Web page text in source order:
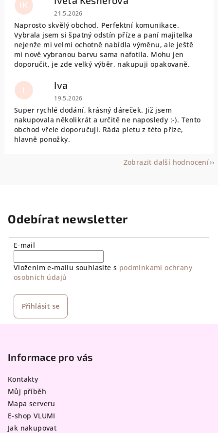
IK
Hodnocení obchodu je 5 z 5 hvězdiček.
21.5.2026
Naprosto skvělý obchod. Perfektní komunikace.
Vybrala jsem si špatný odstín příze a paní majitelka
nejenže mi velmi ochotně nabídla výměnu, ale ještě
mi nově vybranou barvu sama nafotila. Mohu jen
doporučit, je zde velký výběr, nakupuji opakovaně.
I Iva
Hodnocení obchodu je 5 z 5 hvězdiček.
19.5.2026
Super rychlé dodání, krásný dáreček. Již jsem
nakupovala několikrát a určitě ne naposledy :-). Tento
obchod vřele doporučuji. Ráda pletu z této příze,
hlavně ponožky.
Zobrazit další hodnocení
Odebírat newsletter
E-mail
Vložením e-mailu souhlasíte s podmínkami ochrany
osobních údajů
Přihlásit se
Informace pro vás
Kontakty
Můj příběh
Mapa serveru
E-shop VLUMI
Jak nakupovat